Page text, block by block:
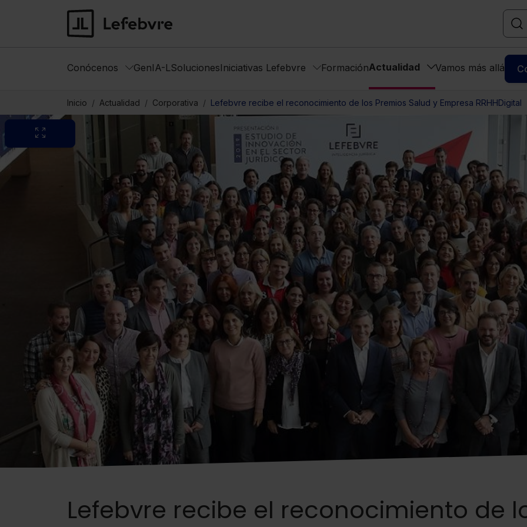
Conócenos GenIA-LSolucionesIniciativas Lefebvre FormaciónActualidad Vamos más allá
Inicio Actualidad Corporativa Lefebvre recibe el reconocimiento de los Premios Salud y Empresa RRHHDigital
Lefebvre recibe el reconocimiento de